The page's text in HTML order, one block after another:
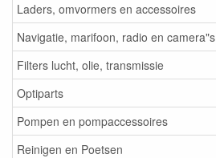
Laders, omvormers en accessoires
Navigatie, marifoon, radio en camera"s
Filters lucht, olie, transmissie
Optiparts
Pompen en pompaccessoires
Reinigen en Poetsen